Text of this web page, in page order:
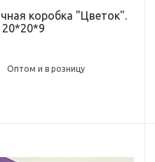
коробка "Цветок".
20*20*9
Оптом и в розницу